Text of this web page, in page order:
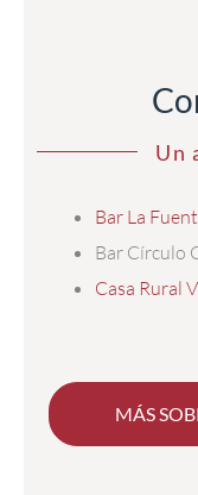
Un
Bar La
Bar Círculo
Casa Rural
MÁS